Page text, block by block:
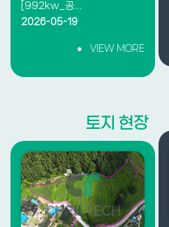
[992kw_공…
2026-05-19
VIEW MORE
토지 현장